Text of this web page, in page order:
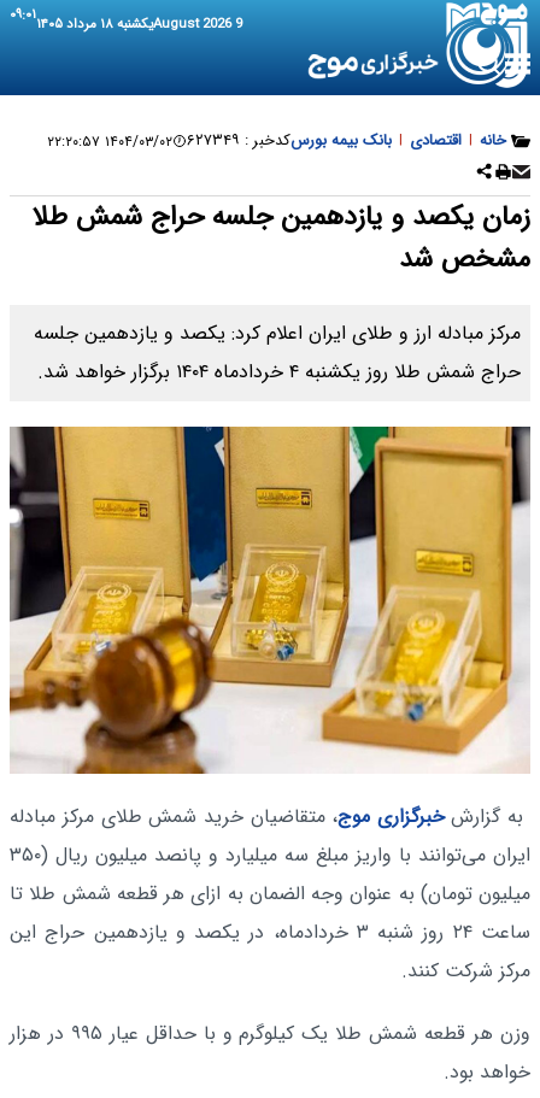
9 August 2026 یکشنبه ۱۸ مرداد ۱۴۰۵ ۰۹:۰۱
خانه | اقتصادی | بانک بیمه بورسکدخبر : ۶۲۷۳۴۹ ۱۴۰۴/۰۳/۰۲ ۲۲:۲۰:۵۷
زمان یکصد و یازدهمین جلسه حراج شمش طلا
مشخص شد
مرکز مبادله ارز و طلای ایران اعلام کرد: یکصد و یازدهمین جلسه
حراج شمش طلا روز یکشنبه ۴ خردادماه ۱۴۰۴ برگزار خواهد شد.
به گزارشخبرگزاری موج، متقاضیان خرید شمش طلای مرکز مبادله
ایران می‌توانند با واریز مبلغ سه میلیارد و پانصد میلیون ریال (۳۵۰
میلیون تومان) به عنوان وجه الضمان به ازای هر قطعه شمش طلا تا
ساعت ۲۴ روز شنبه ۳ خردادماه، در یکصد و یازدهمین حراج این
مرکز شرکت کنند.
‌وزن هر قطعه شمش طلا یک کیلوگرم و با حداقل عیار ۹۹۵ در هزار
خواهد بود.